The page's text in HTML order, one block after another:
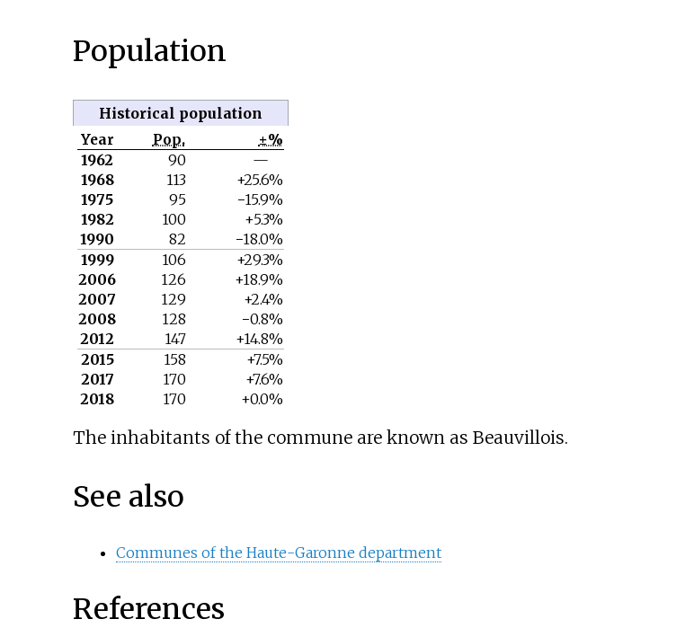
Population
Historical population
Year Pop. ±%
1962 90
—
1968
113
+25.6%
1975
95
−15.9%
1982
100
+5.3%
1990
82
−18.0%
1999
106
+29.3%
2006
126
+18.9%
2007
129
+2.4%
2008
128
−0.8%
2012
147
+14.8%
2015
158
+7.5%
2017
170
+7.6%
2018
170 +0.0%
The inhabitants of the commune are known as Beauvillois.
See also
Communes of the Haute-Garonne department
References